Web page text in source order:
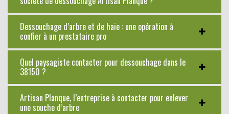
Dessouchage d’arbre et de haie : une opération à
confier à un prestataire pro
Quel paysagiste contacter pour dessouchage dans le
38150 ?
Artisan Planque, l’entreprise à contacter pour enlever
une souche d’arbre